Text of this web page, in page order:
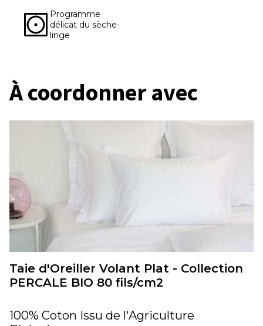
Programme
délicat du sèche-
linge
À coordonner avec
Taie d'Oreiller Volant Plat - Collection
PERCALE BIO 80 fils/cm2
100% Coton Issu de l'Agriculture